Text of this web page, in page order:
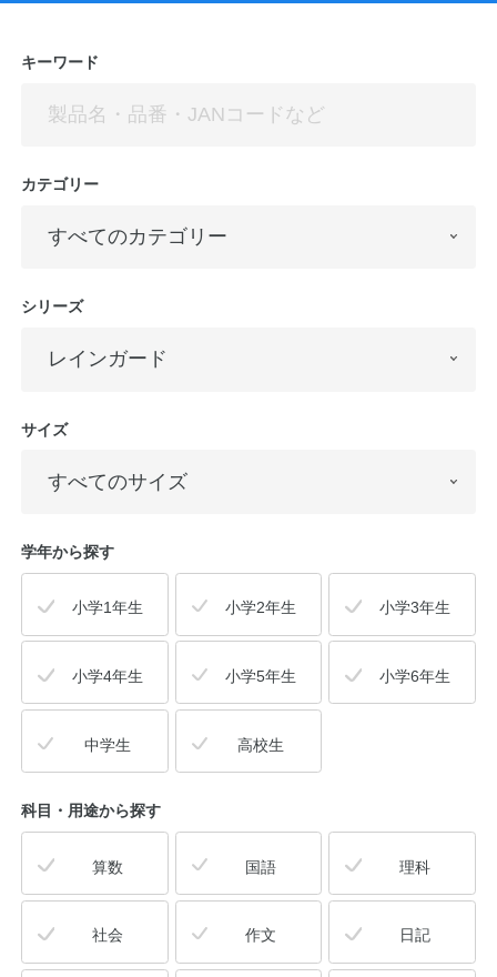
キーワード
カテゴリー
シリーズ
サイズ
学年から探す
小学1年生 小学2年生 小学3年生
小学4年生 小学5年生 小学6年生
中学生 高校生
科目・用途から探す
算数 国語 理科
社会 作文 日記